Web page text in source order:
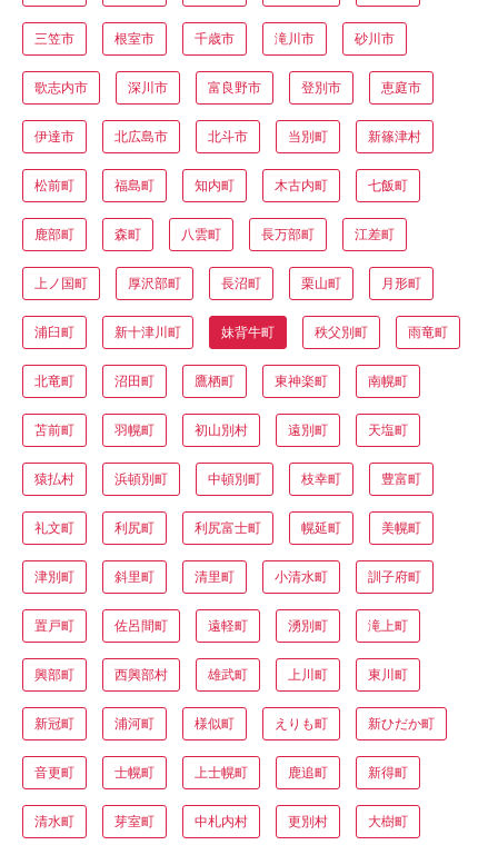
三笠市 根室市 千歳市 滝川市 砂川市
歌志内市 深川市 富良野市 登別市 恵庭市
伊達市 北広島市 北斗市 当別町 新篠津村
松前町 福島町 知内町 木古内町 七飯町
鹿部町 森町 八雲町 長万部町 江差町
上ノ国町 厚沢部町 長沼町 栗山町 月形町
浦臼町 新十津川町 妹背牛町 秩父別町 雨竜町
北竜町 沼田町 鷹栖町 東神楽町 南幌町
苫前町 羽幌町 初山別村 遠別町 天塩町
猿払村 浜頓別町 中頓別町 枝幸町 豊富町
礼文町 利尻町 利尻富士町 幌延町 美幌町
津別町 斜里町 清里町 小清水町 訓子府町
置戸町 佐呂間町 遠軽町 湧別町 滝上町
興部町 西興部村 雄武町 上川町 東川町
新冠町 浦河町 様似町 えりも町 新ひだか町
音更町 士幌町 上士幌町 鹿追町 新得町
清水町 芽室町 中札内村 更別村 大樹町